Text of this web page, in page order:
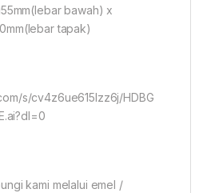
bawah) x
tapak)
s/cv4z6ue615lzz6j/HDBG
kami melalui emel /